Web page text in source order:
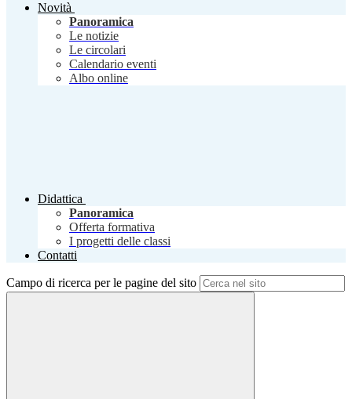
Novità
Panoramica
Le notizie
Le circolari
Calendario eventi
Albo online
Didattica
Panoramica
Offerta formativa
I progetti delle classi
Contatti
Campo di ricerca per le pagine del sito